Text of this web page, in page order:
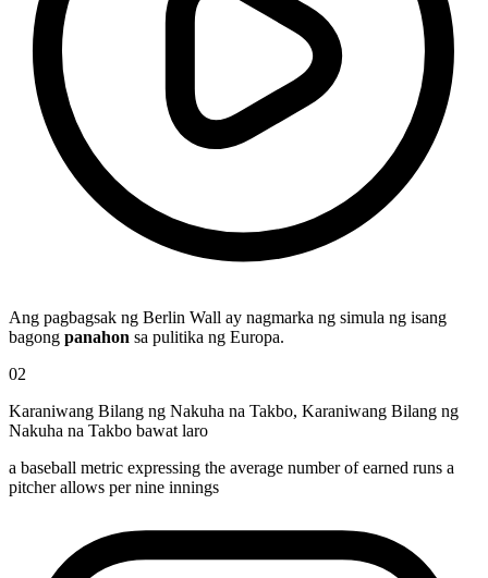
Ang pagbagsak ng Berlin Wall ay nagmarka ng simula ng isang
bagong panahon sa pulitika ng Europa.
02
Karaniwang Bilang ng Nakuha na Takbo, Karaniwang Bilang ng
Nakuha na Takbo bawat laro
a baseball metric expressing the average number of earned runs a
pitcher allows per nine innings